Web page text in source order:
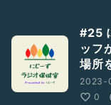
#25
ッフ
場所
2023-
0